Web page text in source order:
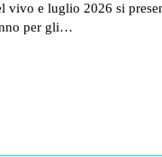
vivo e luglio 2026 si
per gli…